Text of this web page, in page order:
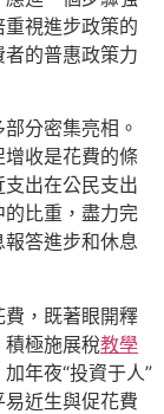
視進步政策的
的普惠政策力
分密集亮相。
收是花費的條
出在公民支出
比重，盡力完
答進步和休息
，既著眼開釋
極施展稅教學
年夜“投資于人”
近生與促花費